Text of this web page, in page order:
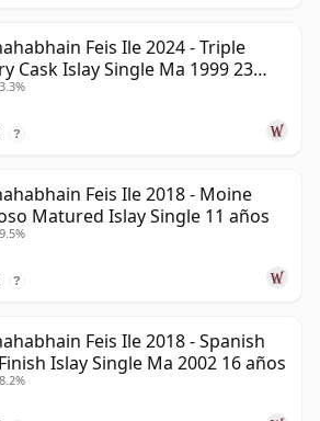
Feis Ile 2024 - Triple
Cask Islay Single Ma 1999 23
?
Feis Ile 2018 - Moine
Matured Islay Single 11 años
?
Feis Ile 2018 - Spanish
Islay Single Ma 2002 16 años